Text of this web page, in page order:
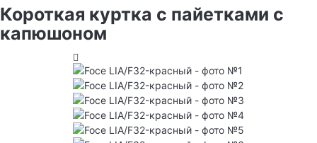
Короткая куртка с пайетками с
капюшоном